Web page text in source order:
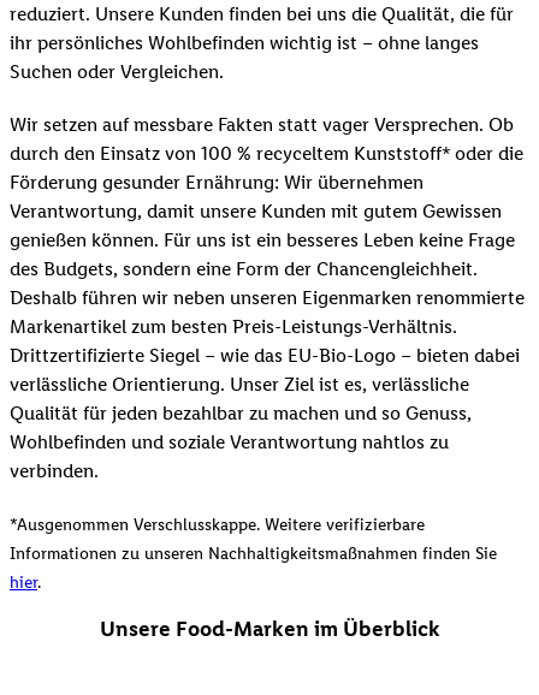
reduziert. Unsere Kunden finden bei uns die Qualität, die für
ihr persönliches Wohlbefinden wichtig ist – ohne langes
Suchen oder Vergleichen.
Wir setzen auf messbare Fakten statt vager Versprechen. Ob
durch den Einsatz von 100 % recyceltem Kunststoff* oder die
Förderung gesunder Ernährung: Wir übernehmen
Verantwortung, damit unsere Kunden mit gutem Gewissen
genießen können. Für uns ist ein besseres Leben keine Frage
des Budgets, sondern eine Form der Chancengleichheit.
Deshalb führen wir neben unseren Eigenmarken renommierte
Markenartikel zum besten Preis-Leistungs-Verhältnis.
Drittzertifizierte Siegel – wie das EU-Bio-Logo – bieten dabei
verlässliche Orientierung. Unser Ziel ist es, verlässliche
Qualität für jeden bezahlbar zu machen und so Genuss,
Wohlbefinden und soziale Verantwortung nahtlos zu
verbinden.
*Ausgenommen Verschlusskappe. Weitere verifizierbare
Informationen zu unseren Nachhaltigkeitsmaßnahmen finden Sie
hier.
Unsere Food-Marken im Überblick